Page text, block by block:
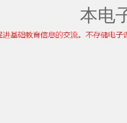
本电